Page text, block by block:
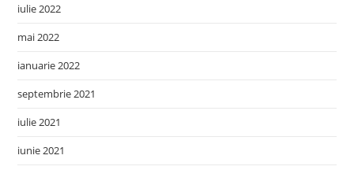
iulie 2022
mai 2022
ianuarie 2022
septembrie 2021
iulie 2021
iunie 2021